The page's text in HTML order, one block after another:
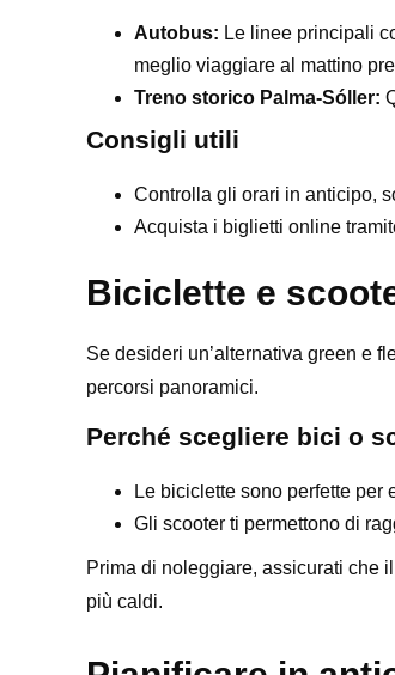
Autobus: Le linee principali
meglio viaggiare al mattino
Treno storico Palma-Sóller:
Consigli utili
Controlla gli orari in anticipo,
Acquista i biglietti online
Biciclette e
Se desideri un’alternativa green e
percorsi panoramici.
Perché scegliere bici o
Le biciclette sono perfette per
Gli scooter ti permettono di
Prima di noleggiare, assicurati che
più caldi.